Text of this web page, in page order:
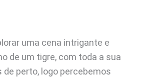
uma cena intrigante e
de um tigre, com toda a sua
perto, logo percebemos